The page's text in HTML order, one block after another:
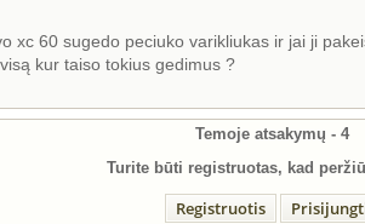
xc 60 sugedo peciuko varikliukas ir jai ji
kur taiso tokius gedimus ?
Temoje atsakymų - 4
Turite būti registruotas, kad
Registruotis